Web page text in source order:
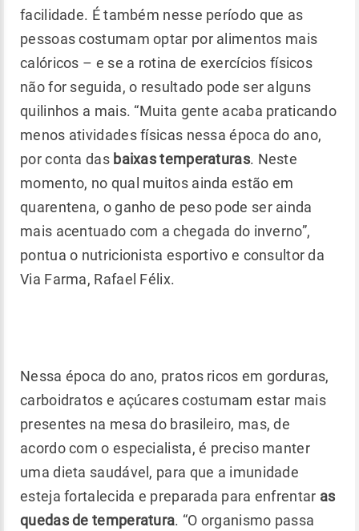
facilidade. É também nesse período que as
pessoas costumam optar por alimentos mais
calóricos – e se a rotina de exercícios físicos
não for seguida, o resultado pode ser alguns
quilinhos a mais. “Muita gente acaba praticando
menos atividades físicas nessa época do ano,
por conta das baixas temperaturas. Neste
momento, no qual muitos ainda estão em
quarentena, o ganho de peso pode ser ainda
mais acentuado com a chegada do inverno”,
pontua o nutricionista esportivo e consultor da
Via Farma, Rafael Félix.
Nessa época do ano, pratos ricos em gorduras,
carboidratos e açúcares costumam estar mais
presentes na mesa do brasileiro, mas, de
acordo com o especialista, é preciso manter
uma dieta saudável, para que a imunidade
esteja fortalecida e preparada para enfrentar as
quedas de temperatura. “O organismo passa